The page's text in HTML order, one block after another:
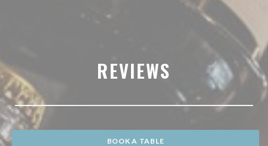
REVIEWS
BOOK A TABLE